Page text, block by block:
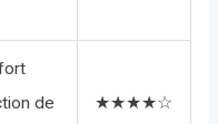
de
★★★★☆